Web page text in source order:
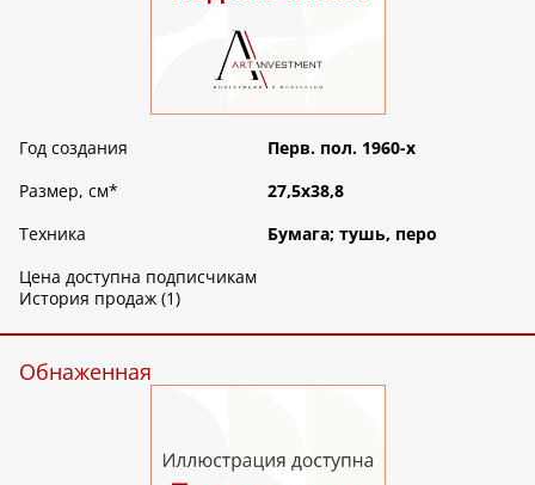
Год создания
Перв. пол. 1960-х
Размер, см*
27,5х38,8
Техника
Бумага; тушь, перо
Цена доступна подписчикам
История продаж (1)
Обнаженная